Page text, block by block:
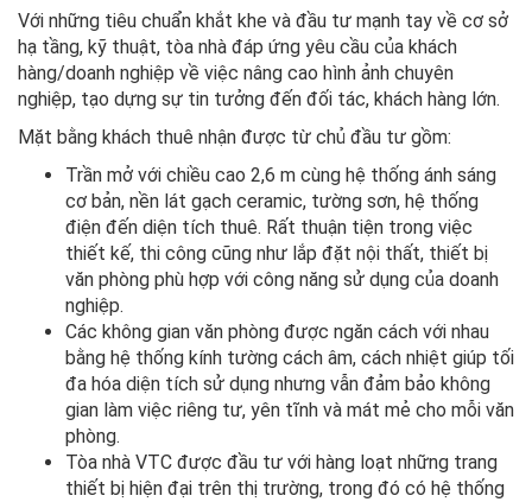
Với những tiêu chuẩn khắt khe và đầu tư mạnh tay về cơ sở
hạ tầng, kỹ thuật, tòa nhà đáp ứng yêu cầu của khách
hàng/doanh nghiệp về việc nâng cao hình ảnh chuyên
nghiệp, tạo dựng sự tin tưởng đến đối tác, khách hàng lớn.
Mặt bằng khách thuê nhận được từ chủ đầu tư gồm:
Trần mở với chiều cao 2,6 m cùng hệ thống ánh sáng
cơ bản, nền lát gạch ceramic, tường sơn, hệ thống
điện đến diện tích thuê. Rất thuận tiện trong việc
thiết kế, thi công cũng như lắp đặt nội thất, thiết bị
văn phòng phù hợp với công năng sử dụng của doanh
nghiệp.
Các không gian văn phòng được ngăn cách với nhau
bằng hệ thống kính tường cách âm, cách nhiệt giúp tối
đa hóa diện tích sử dụng nhưng vẫn đảm bảo không
gian làm việc riêng tư, yên tĩnh và mát mẻ cho mỗi văn
phòng.
Tòa nhà VTC được đầu tư với hàng loạt những trang
thiết bị hiện đại trên thị trường, trong đó có hệ thống